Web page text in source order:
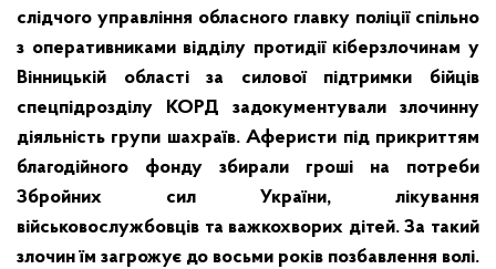
слідчого управління обласного главку поліції спільно
з оперативниками відділу протидії кіберзлочинам у
Вінницькій області за силової підтримки бійців
спецпідрозділу КОРД задокументували злочинну
діяльність групи шахраїв. Аферисти під прикриттям
благодійного фонду збирали гроші на потреби
Збройних сил України, лікування
військовослужбовців та важкохворих дітей. За такий
злочин їм загрожує до восьми років позбавлення волі.